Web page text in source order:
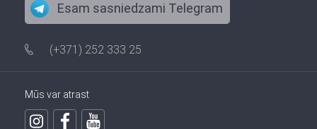
Esam sasniedzami Telegram
(+371) 252 333 25
Mūs var atrast